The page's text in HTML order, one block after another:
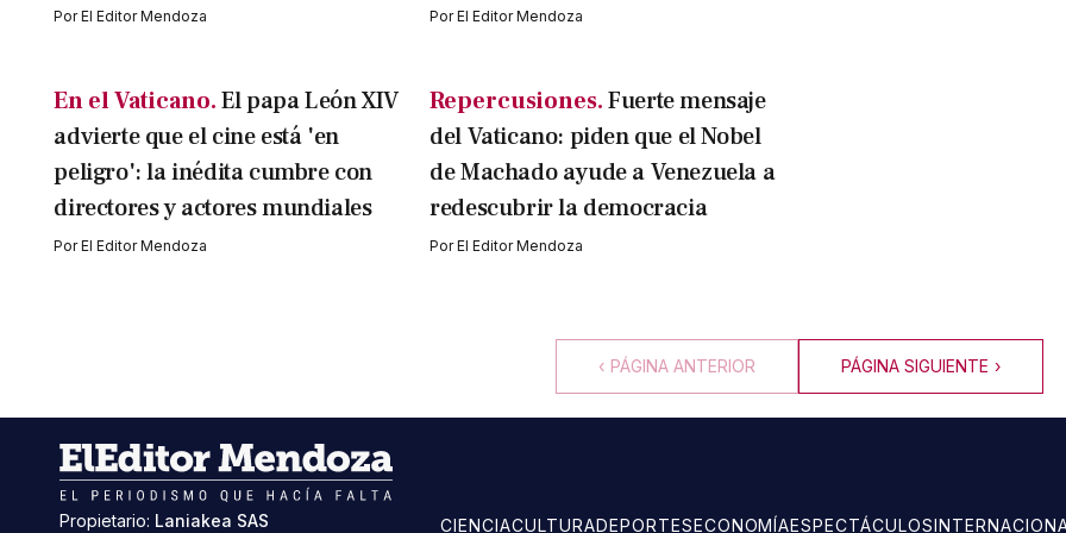
PorEl Editor Mendoza PorEl Editor Mendoza
En el Vaticano. El papa León XIV
advierte que el cine está 'en
peligro': la inédita cumbre con
directores y actores mundiales
PorEl Editor Mendoza
Repercusiones.Fuerte mensaje
del Vaticano: piden que el Nobel
de Machado ayude a Venezuela a
redescubrir la democracia
PorEl Editor Mendoza
‹ PÁGINA ANTERIOR PÁGINA SIGUIENTE ›
Propietario: Laniakea SAS CIENCIACULTURADEPORTESECONOMÍAESPECTÁCULOS